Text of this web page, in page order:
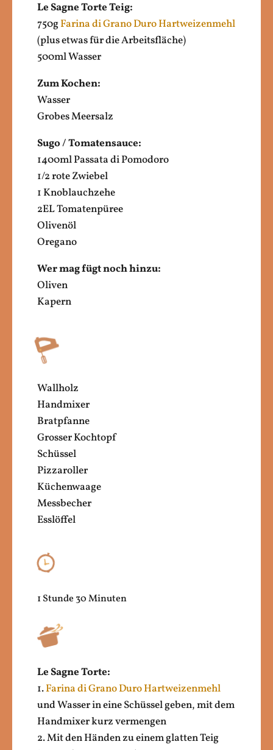
Le Sagne Torte Teig:
750gFarina di Grano Duro Hartweizenmehl
(plus etwas für die Arbeitsfläche)
500ml Wasser
Zum Kochen:
Wasser
Grobes Meersalz
Sugo / Tomatensauce:
1400ml Passata di Pomodoro
1/2 rote Zwiebel
1 Knoblauchzehe
2EL Tomatenpüree
Olivenöl
Oregano
Wer mag fügt noch hinzu:
Oliven
Kapern
Wallholz
Handmixer
Bratpfanne
Grosser Kochtopf
Schüssel
Pizzaroller
Küchenwaage
Messbecher
Esslöffel
1 Stunde 30 Minuten
Le Sagne Torte:
1.Farina di Grano Duro Hartweizenmehl
und Wasser in eine Schüssel geben, mit dem
Handmixer kurz vermengen
2. Mit den Händen zu einem glatten Teig